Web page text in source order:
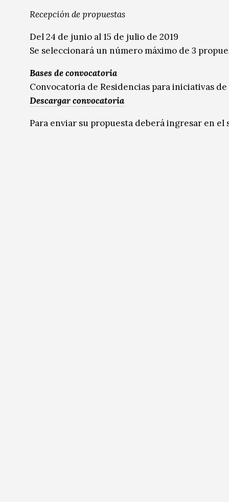
Recepción de propuestas
Del 24 de junio al 15 de julio de 2019
Se seleccionará un número máximo de 3
Bases de convocatoria
Convocatoria de Residencias para iniciativas
Descargar convocatoria
Para enviar su propuesta deberá ingresar en el